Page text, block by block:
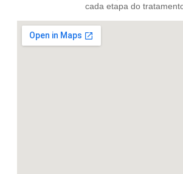
cada etapa do